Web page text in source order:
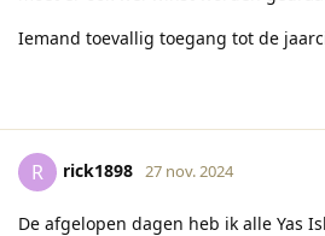
Iemand toevallig toegang tot de
R rick1898 27 nov. 2024
De afgelopen dagen heb ik alle Yas